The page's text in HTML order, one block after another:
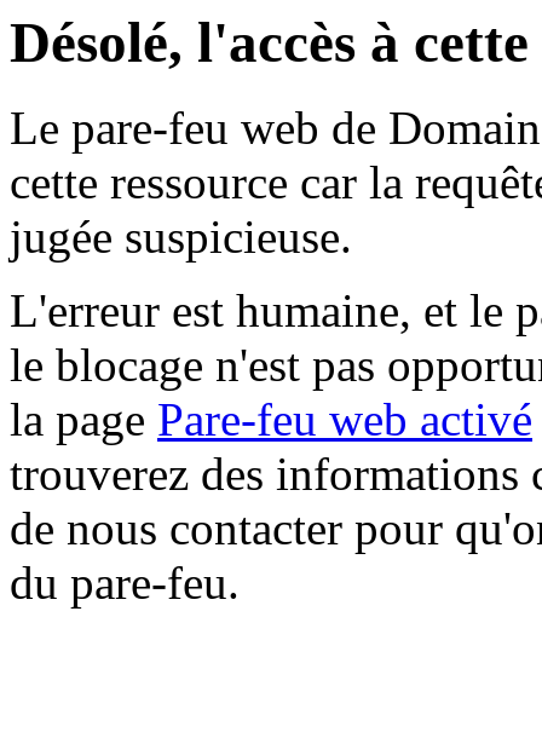
Désolé, l'accès à
Le pare-feu web de
cette ressource car la
jugée suspicieuse.
L'erreur est humaine, et le
le blocage n'est pas
la page Pare-feu web activé
trouverez des informations
de nous contacter pour
du pare-feu.